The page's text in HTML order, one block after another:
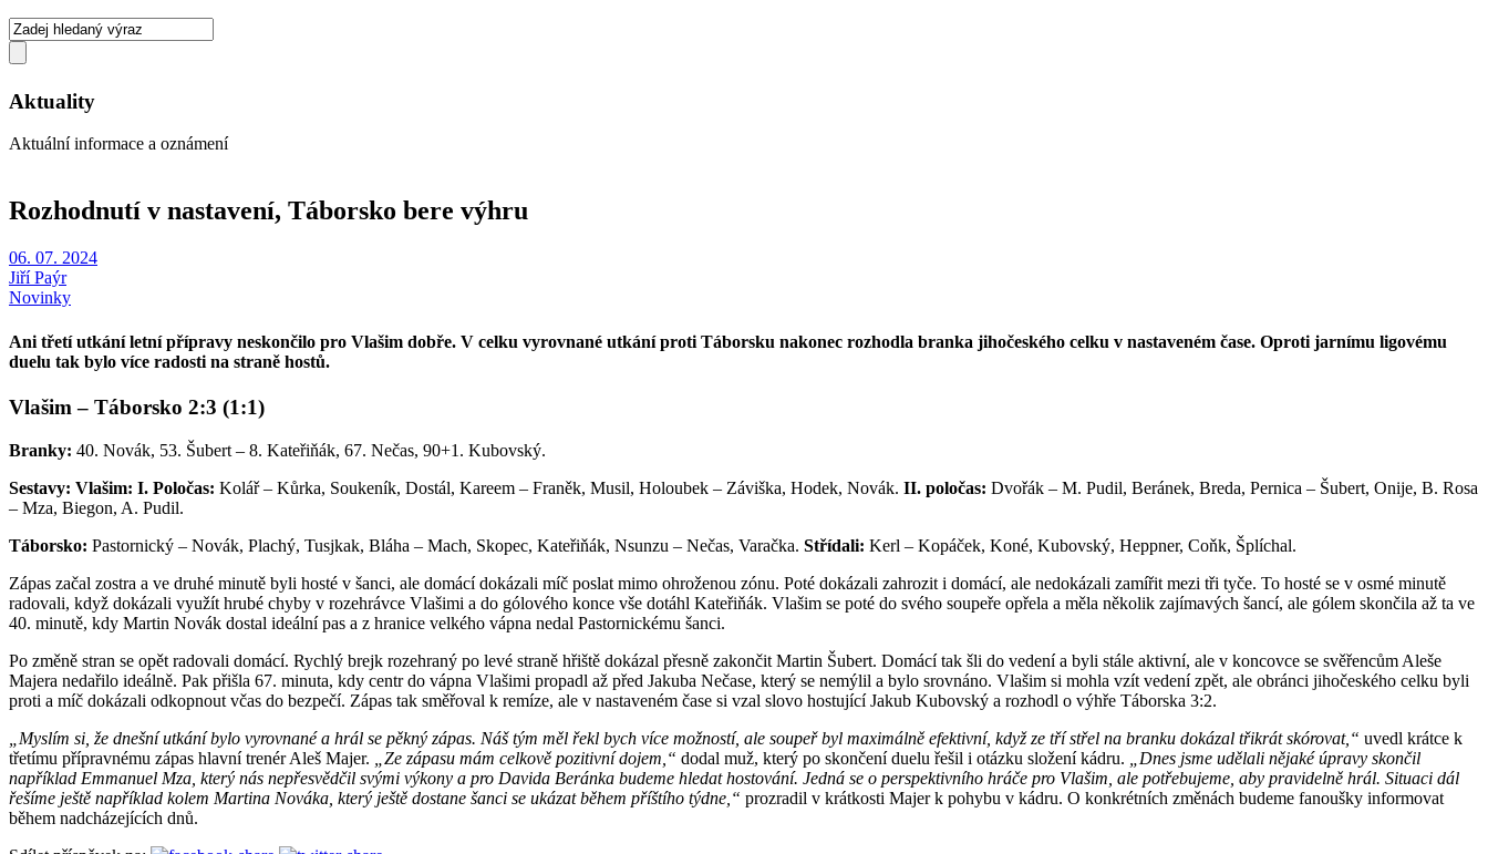
Aktuality
Aktuální informace a oznámení
Rozhodnutí v nastavení, Táborsko bere výhru
06. 07. 2024
Jiří Paýr
Novinky
Ani třetí utkání letní přípravy neskončilo pro Vlašim dobře. V celku vyrovnané utkání proti Táborsku nakonec rozhodla branka jihočeského celku v nastaveném čase. Oproti jarnímu ligovému
duelu tak bylo více radosti na straně hostů.
Vlašim – Táborsko 2:3 (1:1)
Branky: 40. Novák, 53. Šubert – 8. Kateřiňák, 67. Nečas, 90+1. Kubovský.
Sestavy: Vlašim: I. Poločas: Kolář – Kůrka, Soukeník, Dostál, Kareem – Franěk, Musil, Holoubek – Záviška, Hodek, Novák. II. poločas: Dvořák – M. Pudil, Beránek, Breda, Pernica – Šubert, Onije, B. Rosa
– Mza, Biegon, A. Pudil.
Táborsko: Pastornický – Novák, Plachý, Tusjkak, Bláha – Mach, Skopec, Kateřiňák, Nsunzu – Nečas, Varačka. Střídali: Kerl – Kopáček, Koné, Kubovský, Heppner, Coňk, Šplíchal.
Zápas začal zostra a ve druhé minutě byli hosté v šanci, ale domácí dokázali míč poslat mimo ohroženou zónu. Poté dokázali zahrozit i domácí, ale nedokázali zamířit mezi tři tyče. To hosté se v osmé minutě
radovali, když dokázali využít hrubé chyby v rozehrávce Vlašimi a do gólového konce vše dotáhl Kateřiňák. Vlašim se poté do svého soupeře opřela a měla několik zajímavých šancí, ale gólem skončila až ta ve
40. minutě, kdy Martin Novák dostal ideální pas a z hranice velkého vápna nedal Pastornickému šanci.
Po změně stran se opět radovali domácí. Rychlý brejk rozehraný po levé straně hřiště dokázal přesně zakončit Martin Šubert. Domácí tak šli do vedení a byli stále aktivní, ale v koncovce se svěřencům Aleše
Majera nedařilo ideálně. Pak přišla 67. minuta, kdy centr do vápna Vlašimi propadl až před Jakuba Nečase, který se nemýlil a bylo srovnáno. Vlašim si mohla vzít vedení zpět, ale obránci jihočeského celku byli
proti a míč dokázali odkopnout včas do bezpečí. Zápas tak směřoval k remíze, ale v nastaveném čase si vzal slovo hostující Jakub Kubovský a rozhodl o výhře Táborska 3:2.
„Myslím si, že dnešní utkání bylo vyrovnané a hrál se pěkný zápas. Náš tým měl řekl bych více možností, ale soupeř byl maximálně efektivní, když ze tří střel na branku dokázal třikrát skórovat,“ uvedl krátce k
třetímu přípravnému zápas hlavní trenér Aleš Majer.
„Ze zápasu mám celkově pozitivní dojem,“ dodal muž, který po skončení duelu řešil i otázku složení kádru. „Dnes jsme udělali nějaké úpravy skončil
například Emmanuel Mza, který nás nepřesvědčil svými výkony a pro Davida Beránka budeme hledat hostování. Jedná se o perspektivního hráče pro Vlašim, ale potřebujeme, aby pravidelně hrál. Situaci dál
řešíme ještě například kolem Martina Nováka, který ještě dostane šanci se ukázat během příštího týdne,“ prozradil v krátkosti Majer k pohybu v kádru. O konkrétních změnách budeme fanoušky informovat
během nadcházejících dnů.